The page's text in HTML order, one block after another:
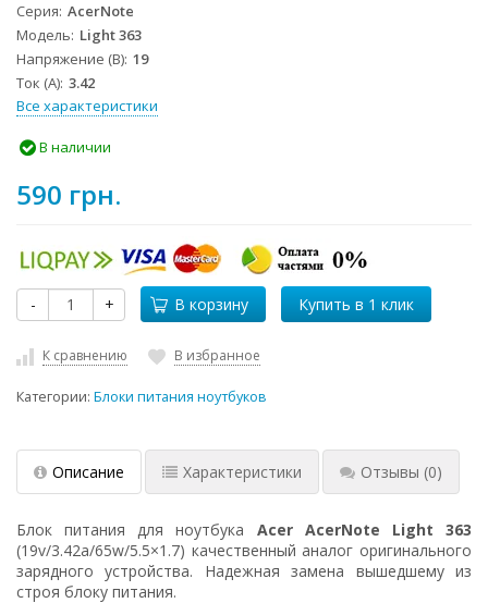
Серия AcerNote
Модель Light 363
Напряжение (В) 19
Ток (А) 3.42
Все характеристики
В наличии
590 грн.
- + В корзину
К сравнению В избранное
Категории: Блоки питания ноутбуков
Описание Характеристики Отзывы (0)
Блок питания для ноутбука Acer AcerNote Light 363
(19v/3.42a/65w/5.5×1.7) качественный аналог оригинального
зарядного устройства. Надежная замена вышедшему из
строя блоку питания.